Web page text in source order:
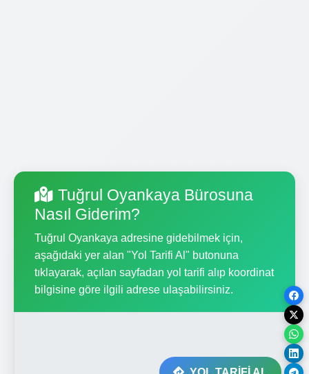
Tuğrul Oyankaya Bürosuna
Nasıl Giderim?
Tuğrul Oyankaya adresine gidebilmek için,
aşağıdaki yer alan "Yol Tarifi Al" butonuna
tıklayarak, açılan sayfadan yol tarifi alıp koordinat
bilgisine göre ilgili adrese ulaşabilirsiniz.